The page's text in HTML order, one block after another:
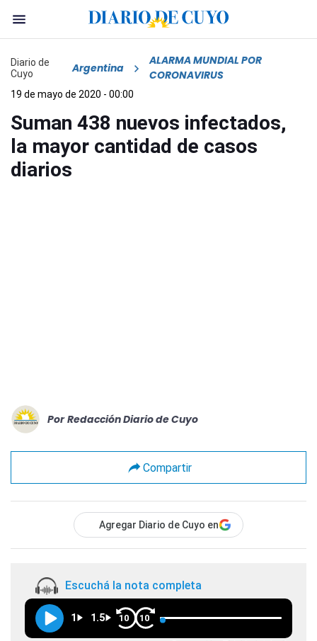
Diario de
Cuyo
Argentina
ALARMA MUNDIAL POR
CORONAVIRUS
19 de mayo de 2020 - 00:00
Suman 438 nuevos infectados,
la mayor cantidad de casos
diarios
Por Redacción Diario de Cuyo
Compartir
Agregar Diario de Cuyo en
Escuchá la nota completa
1 1.5 10 10